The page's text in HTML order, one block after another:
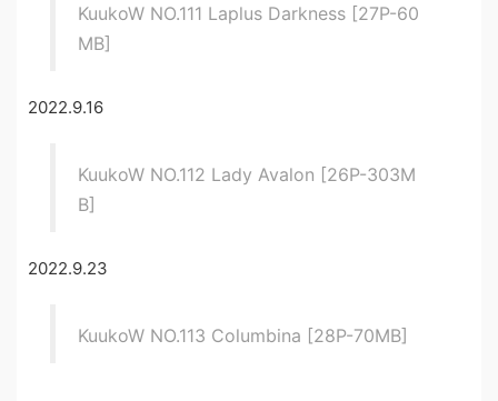
KuukoW NO.111 Laplus Darkness [27P-60
MB]
2022.9.16
KuukoW NO.112 Lady Avalon [26P-303M
B]
2022.9.23
KuukoW NO.113 Columbina [28P-70MB]